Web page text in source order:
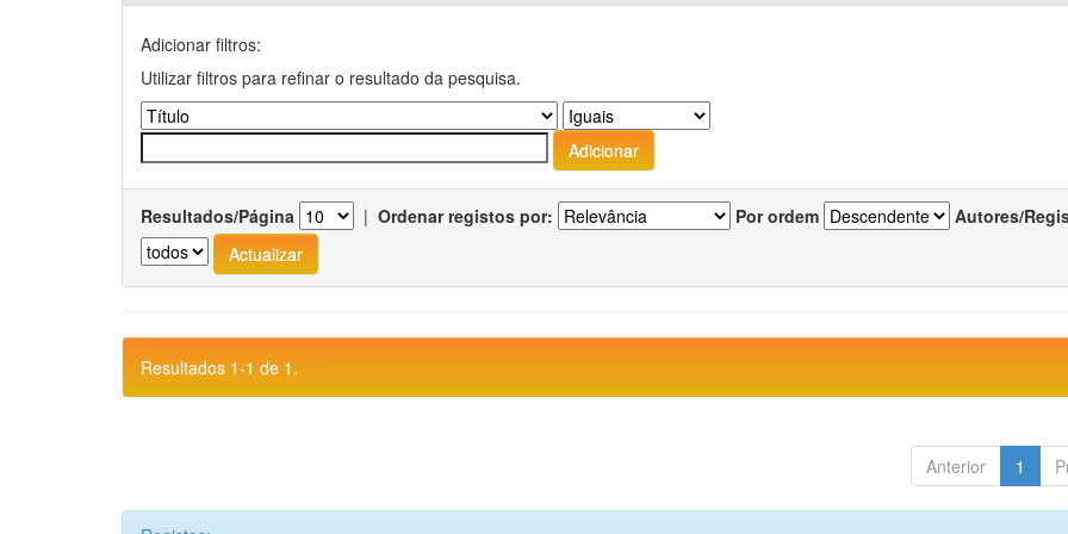
Adicionar filtros:
Utilizar filtros para refinar o resultado da pesquisa.
Resultados/Página | Ordenar registos por: Por ordem Autores/
Resultados 1-1 de 1.
Anterior 1